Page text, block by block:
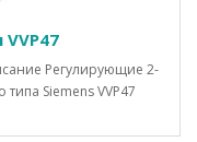
Регулирующие 2-
Siemens VVP47